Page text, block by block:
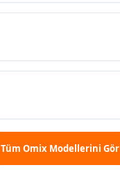
Tüm Omix Modellerini Gör